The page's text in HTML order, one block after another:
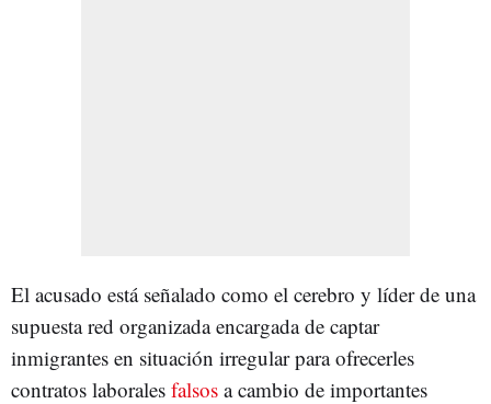
El acusado está señalado como el cerebro y líder de una
supuesta red organizada encargada de captar
inmigrantes en situación irregular para ofrecerles
contratos laborales falsos a cambio de importantes